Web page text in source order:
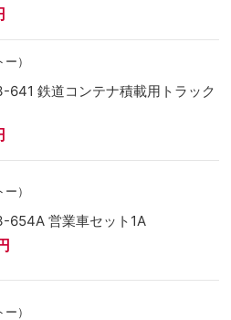
）
641 鉄道コンテナ積載用トラック
）
654A 営業車セット1A
）